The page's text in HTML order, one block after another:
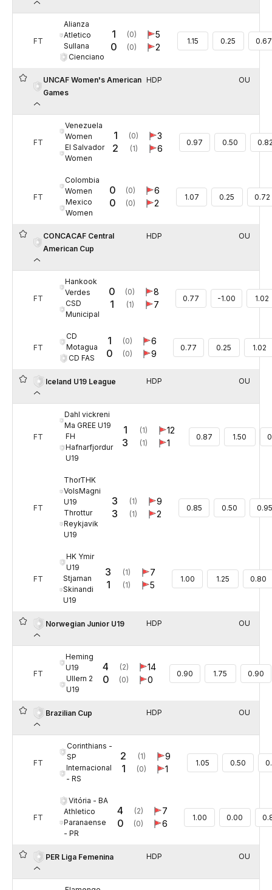
FT
Alianza
Atletico
Sullana
Cienciano
1
0
(0)
(0)
5
2
1.15 0.25 0.67
UNCAF Women's American
Games
HDP OU
FT
Venezuela
Women
El Salvador
Women
1
2
(0)
(1)
3
6
0.97 0.50
FT
Colombia
Women
Mexico
Women
0
0
(0)
(0)
6
2
1.07 0.25 0.72
CONCACAF Central
American Cup
HDP OU
FT
Hankook
Verdes
CSD
Municipal
0
1
(0)
(1)
8
7
0.77 -1.00 1.02
FT
CD
Motagua
CD FAS
1
0
(0)
(0)
6
9
0.77 0.25 1.02
Iceland U19 League HDP OU
FT
Dahl vickreni
Ma GREE U19
FH
Hafnarfjordur
U19
1
3
(1)
(1)
12
1
0.87 1.50
FT
ThorTHK
VolsMagni
U19
Throttur
Reykjavik
U19
3
3
(1)
(1)
9
2
0.85 0.50
FT
HK Ymir
U19
Stjarnan
Skinandi
U19
3
1
(1)
(1)
7
5
1.00 1.25 0.80
Norwegian Junior U19 HDP OU
FT
Heming
U19
Ullern 2
U19
4
0
(2)
(0)
14
0
0.90 1.75 0.90
Brazilian Cup HDP OU
FT
Corinthians -
SP
Internacional
- RS
2
1
(1)
(0)
9
1
1.05 0.50
FT
Vitória - BA
Athletico
Paranaense
- PR
4
0
(2)
(0)
7
6
1.00 0.00
PER Liga Femenina HDP OU